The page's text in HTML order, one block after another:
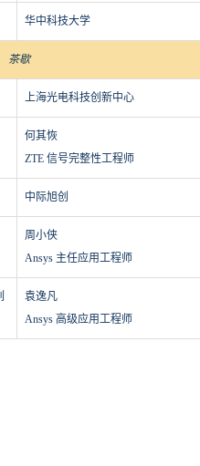
华中科技大学
茶歇
上海光电科技创新中心
何其恢
ZTE 信号完整性工程师
中际旭创
周小侠
Ansys 主任应用工程师
袁逸凡
Ansys 高级应用工程师